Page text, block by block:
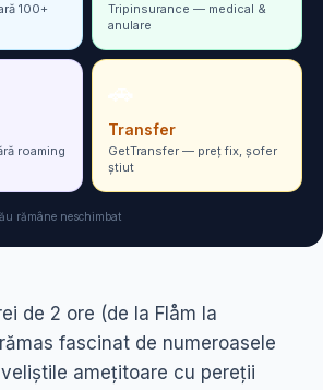
100+
Tripinsurance — medical &
anulare
roaming
Transfer
GetTransfer — preț fix, șofer
ști­ut
rămâne neschimbat
de 2 ore (de la Flåm la
fascinat de numeroasele
amețitoare cu pereții